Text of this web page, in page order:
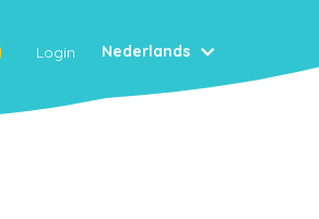
Login Nederlands